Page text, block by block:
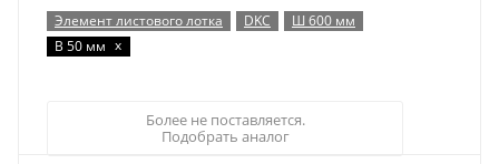
Элемент листового лотка DKC
Ш 600 мм
В 50 мм x
Более не поставляется.
Подобрать аналог